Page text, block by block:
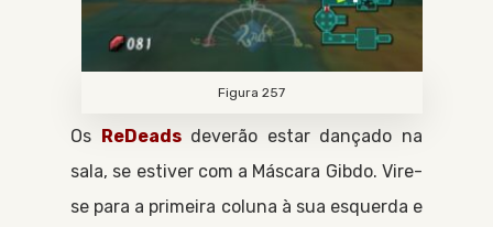
Figura 257
Os ReDeadsdeverão estar dançado na
sala, se estiver com a Máscara Gibdo. Vire-
se para a primeira coluna à sua esquerda e